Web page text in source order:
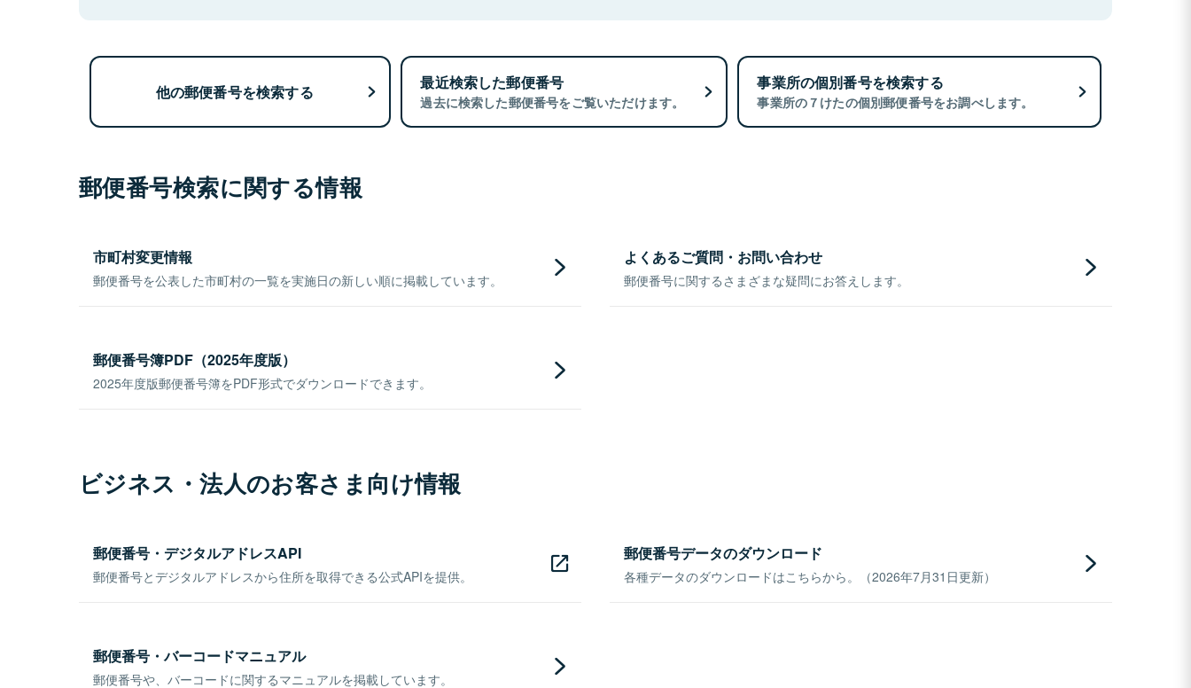
他の郵便番号を検索する 最近検索した郵便番号
過去に検索した郵便番号をご覧いただけます。
事業所の個別番号を検索する
事業所の７けたの個別郵便番号をお調べします。
郵便番号検索に関する情報
市町村変更情報
郵便番号を公表した市町村の一覧を実施日の新しい順に掲載しています。
よくあるご質問・お問い合わせ
郵便番号に関するさまざまな疑問にお答えします。
郵便番号簿PDF（2025年度版）
2025年度版郵便番号簿をPDF形式でダウンロードできます。
ビジネス・法人のお客さま向け情報
郵便番号・デジタルアドレスAPI
郵便番号とデジタルアドレスから住所を取得できる公式APIを提供。
郵便番号データのダウンロード
各種データのダウンロードはこちらから。（2026年7月31日更新）
郵便番号・バーコードマニュアル
郵便番号や、バーコードに関するマニュアルを掲載しています。